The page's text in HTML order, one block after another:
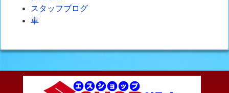
スタッフブログ
車